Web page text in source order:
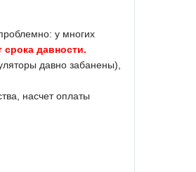
у многих
давности.
давно забанены),
насчет оплаты